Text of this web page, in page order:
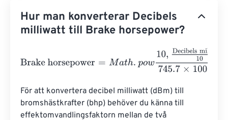
Hur man konverterar Decibels
milliwatt till Brake horsepower?
Decibels milliwatt10
För att konvertera decibel milliwatt (dBm) till
bromshästkrafter (bhp) behöver du känna till
effektomvandlingsfaktorn mellan de två